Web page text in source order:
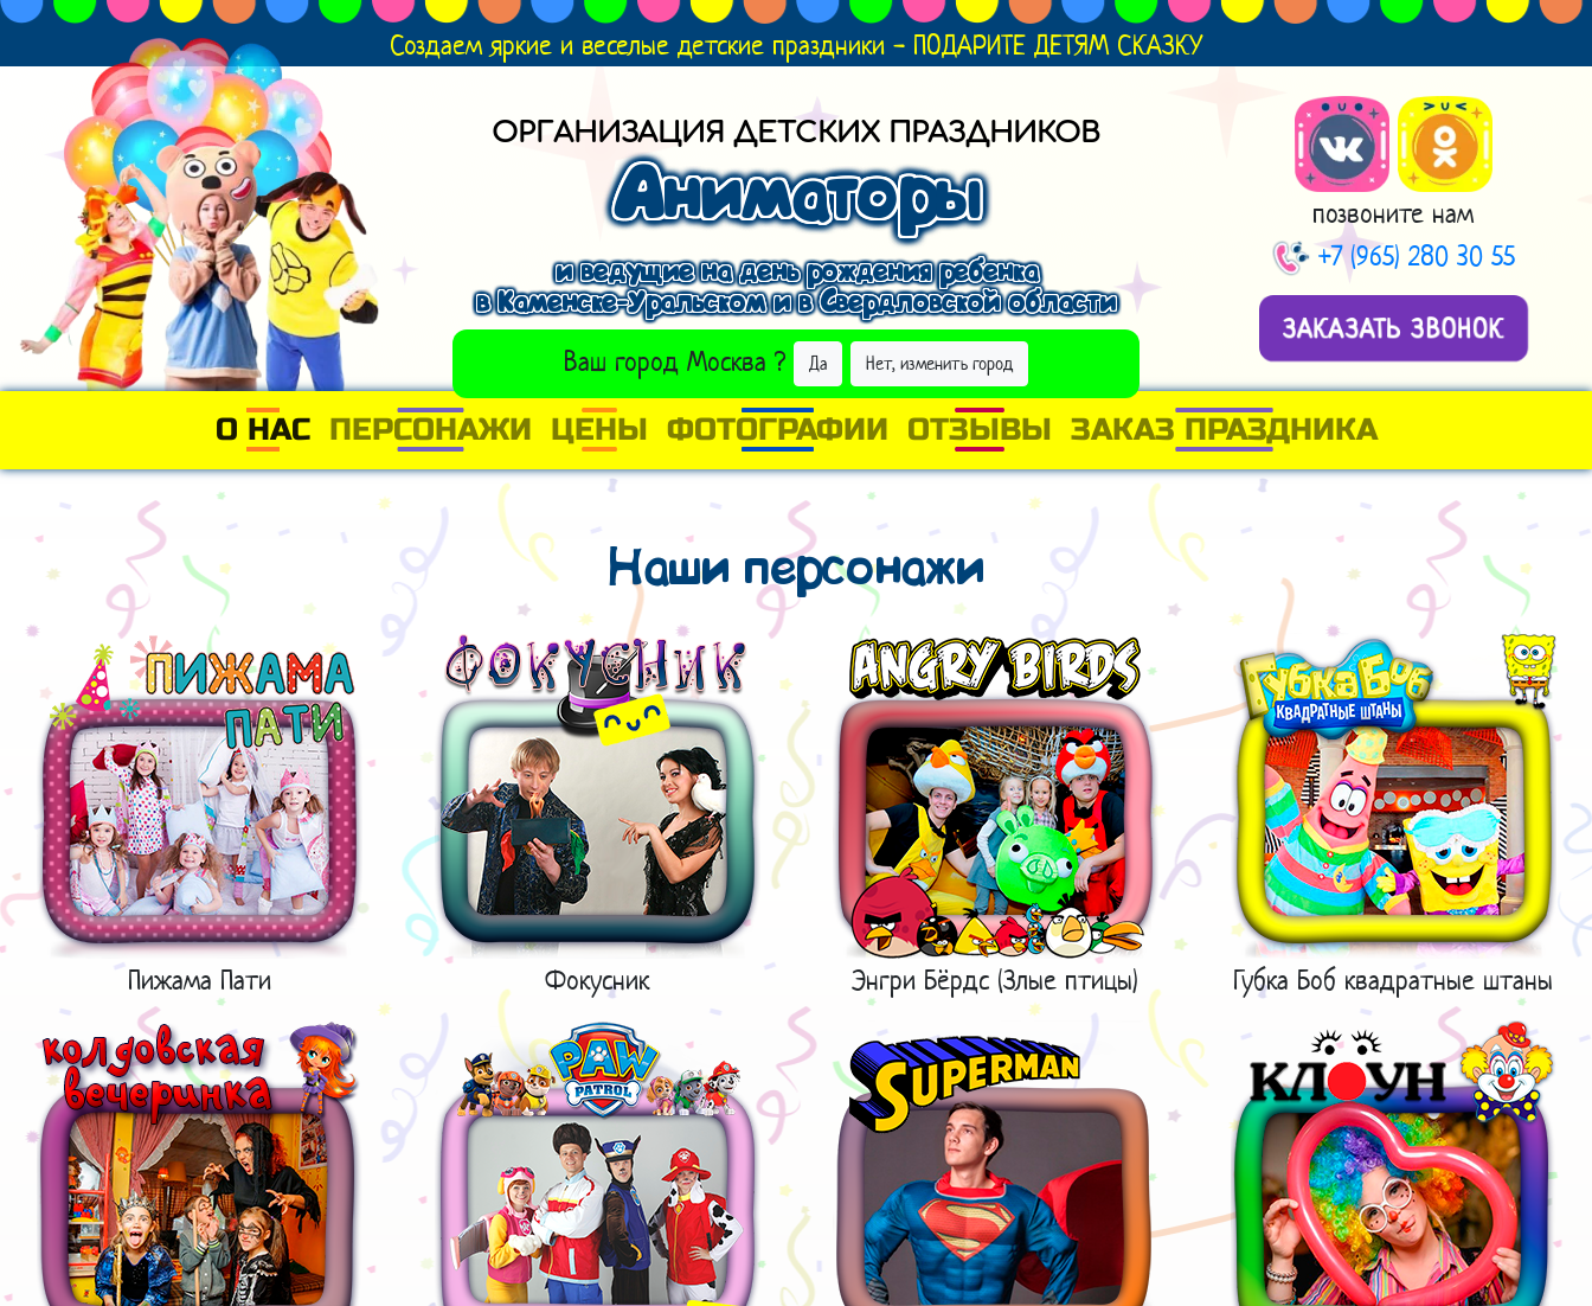
Создаем яркие и веселые детские праздники - ПОДАРИТЕ ДЕТЯМ СКАЗКУ
ОРГАНИЗАЦИЯ ДЕТСКИХ ПРАЗДНИКОВ
Аниматоры
и ведущие на день рождения ребенка
в Каменске-Уральском и в Свердловской области
Ваш город Москва ? Да Нет, изменить город
ВЫБРАТЬ ДРУГОЙ ГОРОД
позвоните нам
+7 (965) 280 30 55
ЗАКАЗАТЬ ЗВОНОК
О НАС(CURRENT)
ПЕРСОНАЖИ ЦЕНЫ ФОТОГРАФИИ ОТЗЫВЫ ЗАКАЗ ПРАЗДНИКА
Наши персонажи
Пижама Пати Фокусник Энгри Бёрдс (Злые птицы) Губка Боб квадратные штаны